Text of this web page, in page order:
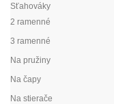
Sťahováky
2 ramenné
3 ramenné
Na pružiny
Na čapy
Na stierače